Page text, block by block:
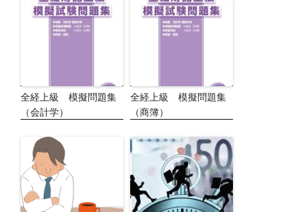
全経上級 模擬問題集
（会計学）
全経上級 模擬問題集
（商簿）